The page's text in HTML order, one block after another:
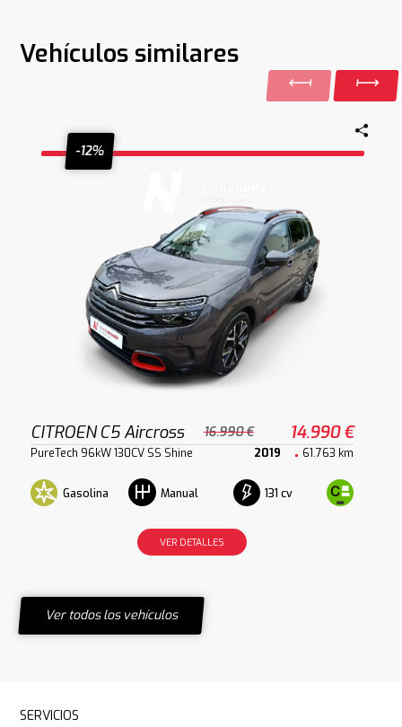
Vehículos similares
-12%
CITROEN C5 Aircross 16.990 € 14.990 €
PureTech 96kW 130CV SS Shine 2019 61.763 km
Gasolina Manual 131 cv
VER DETALLES
Ver todos los vehículos
SERVICIOS